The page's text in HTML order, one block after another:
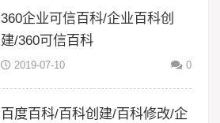
360企业可信百科/企业百科创
建/360可信百科
2019-07-10 0
百度百科/百科创建/百科修改/企